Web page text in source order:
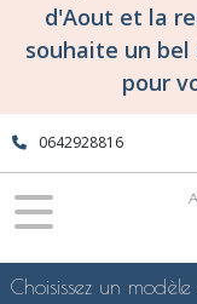
d'Aout et la
souhaite un
pour
0642928816